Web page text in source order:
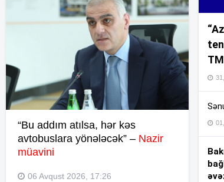
“Bu addım atılsa, hər kəs
avtobuslara yönələcək” – Nazir
müavini
06 Avqust 2026, 17:26